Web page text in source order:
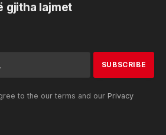
gjitha lajmet
to the our terms and our Privacy